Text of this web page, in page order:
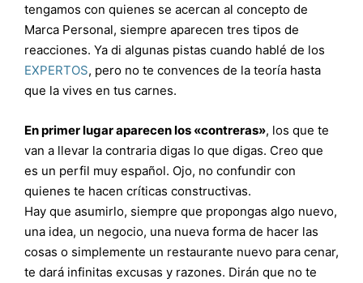
tengamos con quienes se acercan al concepto de
Marca Personal, siempre aparecen tres tipos de
reacciones. Ya di algunas pistas cuando hablé de los
EXPERTOS, pero no te convences de la teoría hasta
que la vives en tus carnes.
En primer lugar aparecen los «contreras», los que te
van a llevar la contraria digas lo que digas. Creo que
es un perfil muy español. Ojo, no confundir con
quienes te hacen críticas constructivas.
Hay que asumirlo, siempre que propongas algo nuevo,
una idea, un negocio, una nueva forma de hacer las
cosas o simplemente un restaurante nuevo para cenar,
te dará infinitas excusas y razones. Dirán que no te